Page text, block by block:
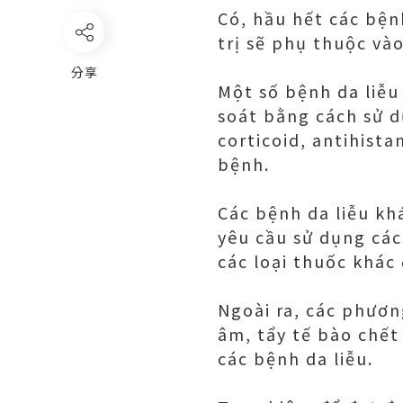
Có, hầu hết các
trị sẽ phụ thuộc
Một số bệnh da
soát bằng cách sử
corticoid,
bệnh.
Các bệnh da liễu
yêu cầu sử dụng
các loại thuốc
Ngoài ra, các
âm, tẩy tế bào
các bệnh da liễu.
分享